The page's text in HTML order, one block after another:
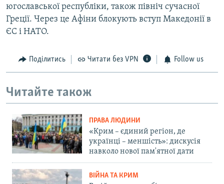
югославської республіки, також північ сучасної
Греції. Через це Афіни блокують вступ Македонії в
ЄС і НАТО.
Поділитись Читати без VPN Follow us
Читайте також
ПРАВА ЛЮДИНИ
«Крим – єдиний регіон, де
українці – меншість»: дискусія
навколо нової пам'ятної дати
ВІЙНА ТА КРИМ